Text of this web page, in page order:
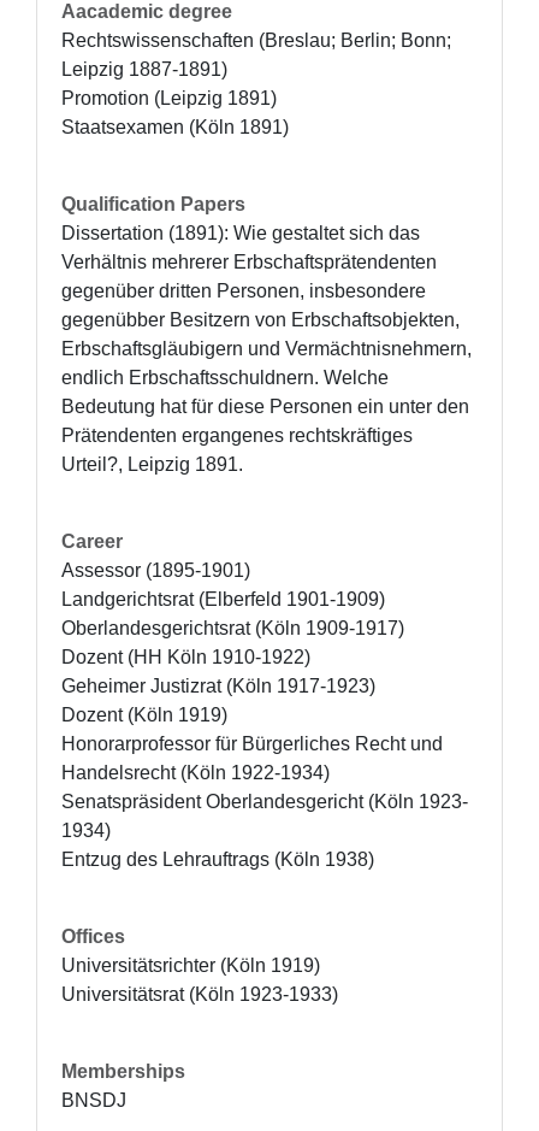
Aacademic degree
Rechtswissenschaften (Breslau; Berlin; Bonn;
Leipzig 1887-1891)
Promotion (Leipzig 1891)
Staatsexamen (Köln 1891)
Qualification Papers
Dissertation (1891): Wie gestaltet sich das
Verhältnis mehrerer Erbschaftsprätendenten
gegenüber dritten Personen, insbesondere
gegenübber Besitzern von Erbschaftsobjekten,
Erbschaftsgläubigern und Vermächtnisnehmern,
endlich Erbschaftsschuldnern. Welche
Bedeutung hat für diese Personen ein unter den
Prätendenten ergangenes rechtskräftiges
Urteil?, Leipzig 1891.
Career
Assessor (1895-1901)
Landgerichtsrat (Elberfeld 1901-1909)
Oberlandesgerichtsrat (Köln 1909-1917)
Dozent (HH Köln 1910-1922)
Geheimer Justizrat (Köln 1917-1923)
Dozent (Köln 1919)
Honorarprofessor für Bürgerliches Recht und
Handelsrecht (Köln 1922-1934)
Senatspräsident Oberlandesgericht (Köln 1923-
1934)
Entzug des Lehrauftrags (Köln 1938)
Offices
Universitätsrichter (Köln 1919)
Universitätsrat (Köln 1923-1933)
Memberships
BNSDJ